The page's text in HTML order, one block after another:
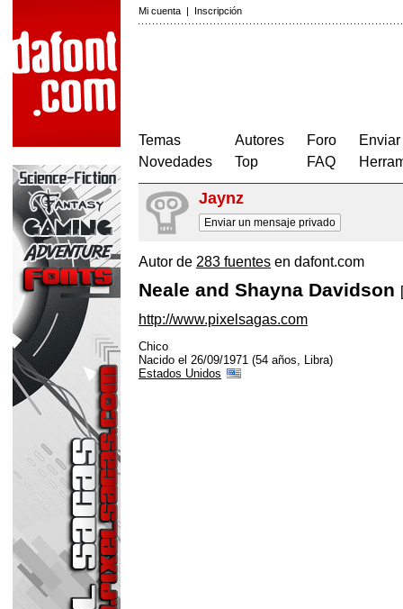
Mi cuenta | Inscripción
Temas
Novedades
Autores
Top
Foro
FAQ
Jaynz
Enviar un mensaje privado
Autor de 283 fuentes en dafont.com
Neale and Shayna Davidson
http://www.pixelsagas.com
Chico
Nacido el 26/09/1971 (54 años, Libra)
Estados Unidos